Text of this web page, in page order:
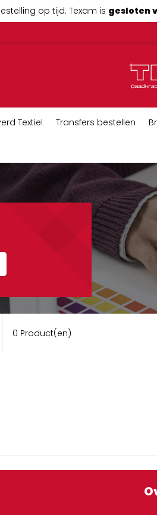
op tijd. Texam is gesloten
Textiel Transfers bestellen
0 Product(en)